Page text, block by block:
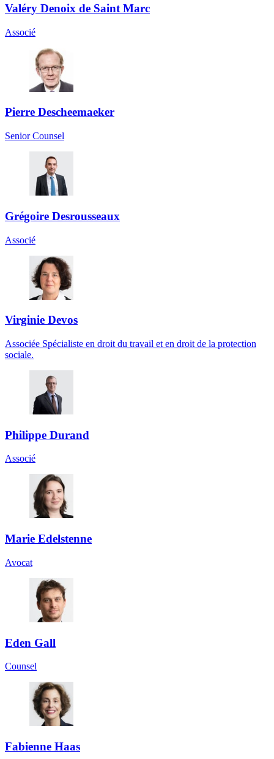
Valéry Denoix de Saint Marc
Associé
Pierre Descheemaeker
Senior Counsel
Grégoire Desrousseaux
Associé
Virginie Devos
Associée Spécialiste en droit du travail et en droit de la protection
sociale.
Philippe Durand
Associé
Marie Edelstenne
Avocat
Eden Gall
Counsel
Fabienne Haas